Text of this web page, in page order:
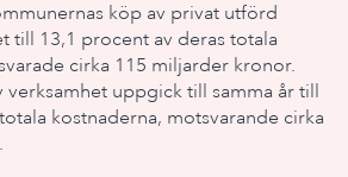
köp av privat utförd
till 13,1 procent av deras totala
cirka 115 miljarder kronor.
verksamhet uppgick till samma år till
kostnaderna, motsvarande cirka